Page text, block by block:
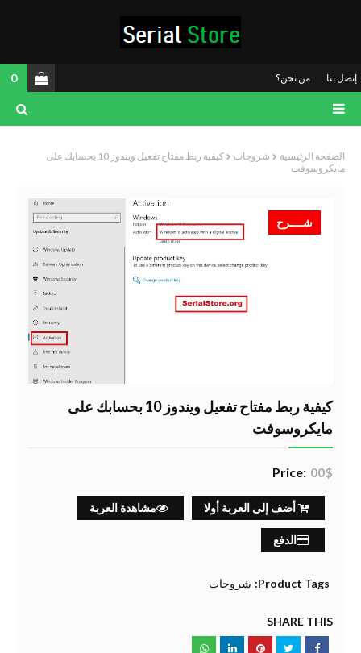
إتصل بنا من نحن؟ 0
الصفحة الرئيسية شروحات
كيفية ربط مفتاح تفعيل ويندوز 10 بحسابك على
مايكروسوفت
شــــرح
كيفية ربط مفتاح تفعيل ويندوز 10 بحسابك على
مايكروسوفت
Price: 00$
أضف إلى العربة أولا مشاهدة العربة
الدفع
Product Tags: شروحات
SHARE THIS